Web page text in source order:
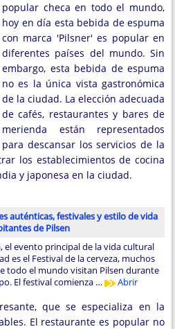
popular checa en todo el mundo,
hoy en día esta bebida de espuma
con marca 'Pilsner' es popular en
diferentes países del mundo. Sin
embargo, esta bebida de espuma
no es la única vista gastronómica
de la ciudad. La elección adecuada
de cafés, restaurantes y bares de
merienda están representados
para descansar los servicios de la
los establecimientos de cocina
y japonesa en la ciudad.
auténticas, festivales y estilo de vida
de Pilsen
el evento principal de la vida cultural
es el Festival de la cerveza, muchos
todo el mundo visitan Pilsen durante
El festival comienza …
Abrir
que se especializa en la
El restaurante es popular no